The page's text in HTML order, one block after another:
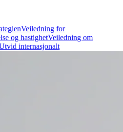
Veiledning for
og hastighetVeiledning om
internasjonalt